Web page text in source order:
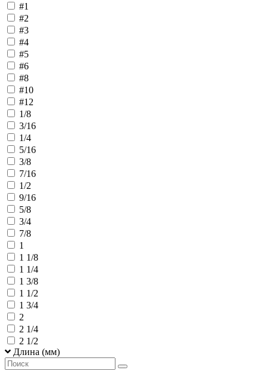
#1
#2
#3
#4
#5
#6
#8
#10
#12
1/8
3/16
1/4
5/16
3/8
7/16
1/2
9/16
5/8
3/4
7/8
1
1 1/8
1 1/4
1 3/8
1 1/2
1 3/4
2
2 1/4
2 1/2
Длина (мм)